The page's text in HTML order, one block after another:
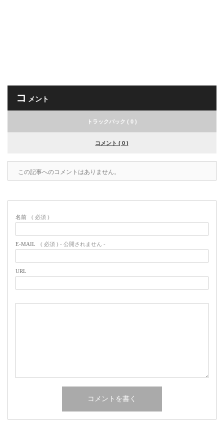
コ メント
トラックバック ( 0 )
コメント ( 0 )
この記事へのコメントはありません。
名前 ( 必須 )
E-MAIL ( 必須 ) - 公開されません -
URL